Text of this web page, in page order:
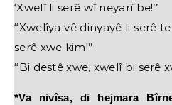
‘Xwelî li serê wî neyarî be!’’
‘‘Xwelîya vê dinyayê li serê te
serê xwe kim!’’
‘‘Bi destê xwe, xwelî bi serê
*Va nivîsa, di hejmara